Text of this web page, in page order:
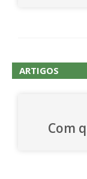
ARTIGOS
Com